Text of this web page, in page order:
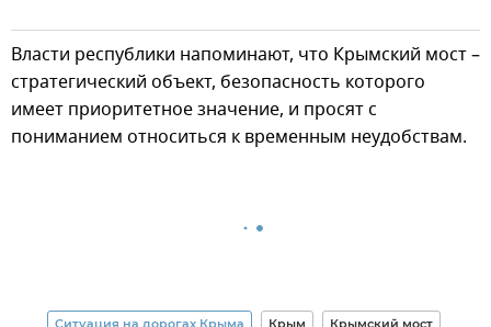
Власти республики напоминают, что Крымский мост –
стратегический объект, безопасность которого
имеет приоритетное значение, и просят с
пониманием относиться к временным неудобствам.